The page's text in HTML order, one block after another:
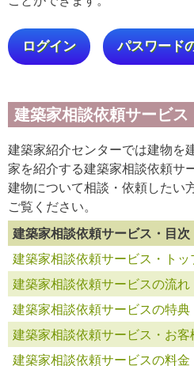
ログイン パスワード
建築家相談依頼サービス
建築家紹介センターでは建物を
家を紹介する建築家相談依頼サ
建物について相談・依頼したい
ご覧ください。
建築家相談依頼サービス・目次
建築家相談依頼サービス・トッ
建築家相談依頼サービスの流れ
建築家相談依頼サービスの特典
建築家相談依頼サービス・お客
建築家相談依頼サービスの料金